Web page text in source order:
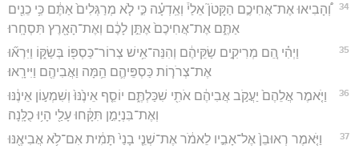
34
וְ֠הָבִיאוּ אֶת־אֲחִיכֶ֣ם הַקָּטֹן֮ אֵלַי֒ וְאֵֽדְעָ֗ה כִּ֣י לֹ֤א מְרַגְּלִים֙ אַתֶּ֔ם כִּ֥י כֵנִ֖ים
אַתֶּ֑ם אֶת־אֲחִיכֶם֙ אֶתֵּ֣ן לָכֶ֔ם וְאֶת־הָאָ֖רֶץ תִּסְחָֽרוּ׃
35
וַיְהִ֗י הֵ֚ם מְרִיקִ֣ים שַׂקֵּיהֶ֔ם וְהִנֵּה־אִ֥ישׁ צְרוֹר־כַּסְפּ֖וֹ בְּשַׂקּ֑וֹ וַיִּרְא֞וּ
אֶת־צְרֹר֧וֹת כַּסְפֵּיהֶ֛ם הֵ֥מָּה וַאֲבִיהֶ֖ם וַיִּירָֽאוּ׃
36
וַיֹּ֤אמֶר אֲלֵהֶם֙ יַעֲקֹ֣ב אֲבִיהֶ֔ם אֹתִ֖י שִׁכַּלְתֶּ֑ם יוֹסֵ֤ף אֵינֶ֙נּוּ֙ וְשִׁמְע֣וֹן אֵינֶ֔נּוּ
וְאֶת־בִּנְיָמִ֣ן תִּקָּ֔חוּ עָלַ֖י הָי֥וּ כֻלָּֽנָה׃
37
וַיֹּ֤אמֶר רְאוּבֵן֙ אֶל־אָבִ֣יו לֵאמֹ֔ר אֶת־שְׁנֵ֤י בָנַי֙ תָּמִ֔ית אִם־לֹ֥א אֲבִיאֶ֖נּוּ